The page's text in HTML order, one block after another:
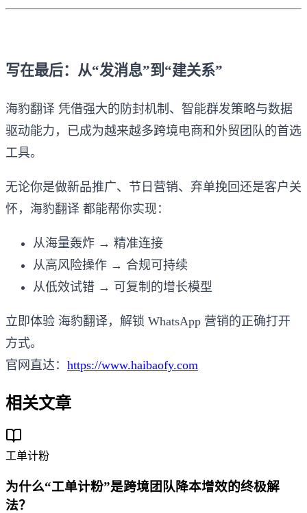
写在最后：从“发消息”到“建关系”
海豹翻译 凭借强大的防封机制、智能群发策略与数据
驱动能力，已成为越来越多跨境电商和外贸团队的首选
工具。
无论你是做新品推广、节日营销、弃单挽回还是客户关
怀，海豹翻译 都能帮你实现：
从海量轰炸 → 精准连接
从高风险操作 → 合规可持续
从低效试错 → 可复制的增长模型
立即体验 海豹翻译，解锁 WhatsApp 营销的正确打开
方式。
官网直达： https://www.haibaofy.com
相关文章
工单计粉
为什么“工单计粉”是跨境团队降本增效的终极解
法？